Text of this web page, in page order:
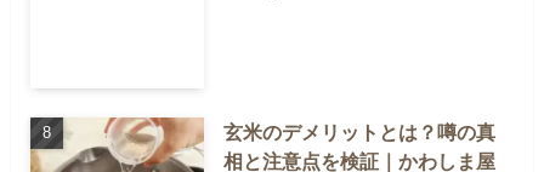
玄米のデメリットとは？噂の真
相と注意点を検証｜かわしま屋